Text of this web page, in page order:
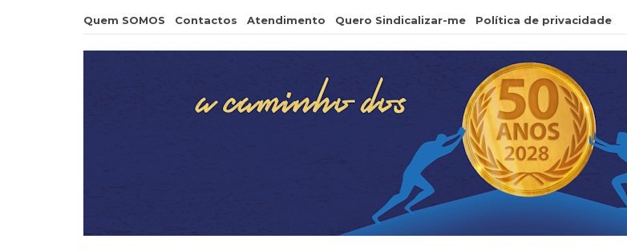
Quem SOMOS Contactos Atendimento Quero Sindicalizar-me Política de privacidade